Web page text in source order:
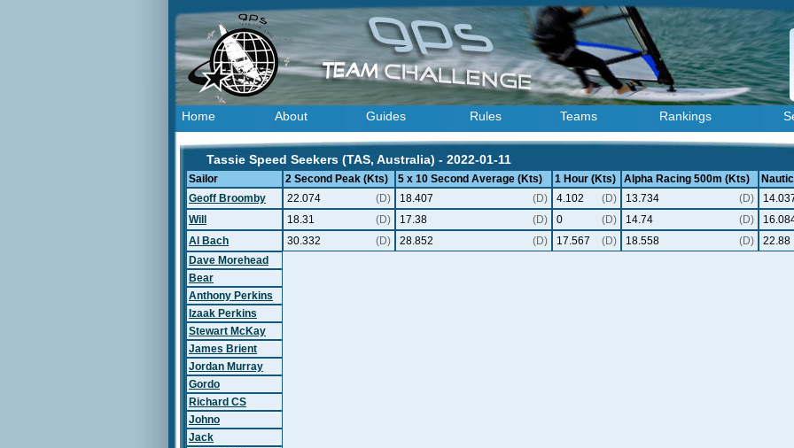
Home About Guides Rules Teams Rankings
Tassie Speed Seekers (TAS, Australia) - 2022-01-11
Sailor 2 Second Peak (Kts) 5 x 10 Second Average (Kts) 1 Hour (Kts) Alpha Racing 500m (Kts)
Geoff Broomby
22.074 (D) 18.407 (D) 4.102 (D) 13.734 (D)
Will
18.31 (D) 17.38 (D) 0 (D) 14.74 (D)
Al Bach
30.332 (D) 28.852 (D) 17.567 (D) 18.558 (D) 22.88
Dave Morehead
Bear
Anthony Perkins
Izaak Perkins
Stewart McKay
James Brient
Jordan Murray
Gordo
Richard CS
Johno
Jack